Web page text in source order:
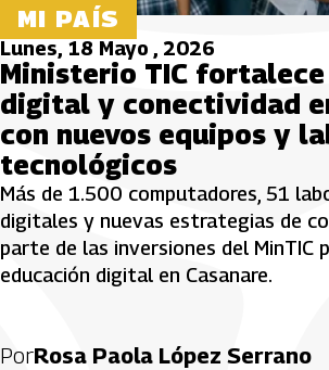
MI PAÍS
Lunes, 18 Mayo , 2026
Ministerio TIC
digital y conectividad
con nuevos equipos y
tecnológicos
Más de 1.500 computadores, 51
digitales y nuevas estrategias de
parte de las inversiones del MinTIC
educación digital en Casanare.
PorRosa Paola López Serrano